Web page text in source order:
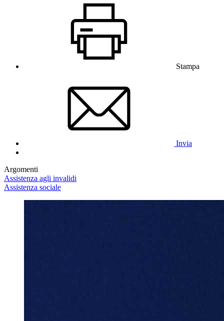
Stampa
Invia
Argomenti
Assistenza agli invalidi
Assistenza sociale